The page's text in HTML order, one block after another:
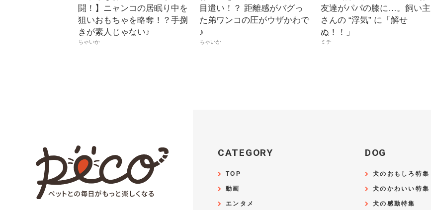
闘！】ニャンコの居眠り中を
狙いおもちゃを略奪！？手捌
きが素人じゃない♪
ちゃいか
目遣い！？ 距離感がバグっ
た弟ワンコの圧がウザかわで
♪
ちゃいか
友達がパパの膝に…。飼い主
さんの “浮気” に「解せ
ぬ！！」
ミチ
CATEGORY
TOP
動画
エンタメ
DOG
犬のおもしろ特集
犬のかわいい特集
犬の感動特集